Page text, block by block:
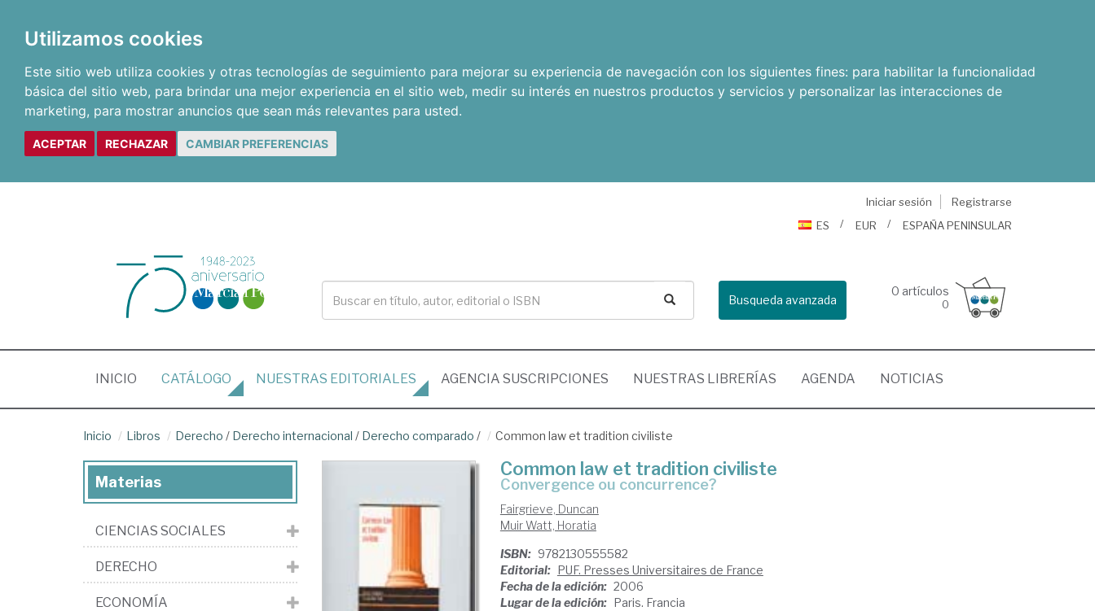
Utilizamos cookies
Este sitio web utiliza cookies y otras tecnologías de seguimiento para mejorar su experiencia de navegación con los siguientes fines: para habilitar la funcionalidad
básica del sitio web, para brindar una mejor experiencia en el sitio web, medir su interés en nuestros productos y servicios y personalizar las interacciones de
marketing, para mostrar anuncios que sean más relevantes para usted.
ACEPTAR RECHAZAR CAMBIAR PREFERENCIAS
Iniciar sesión
Registrarse
ES
EUR ESPAÑA PENINSULAR
Busqueda avanzada
0 artículos
0
INICIO (CURRENT)
CATÁLOGO NUESTRAS EDITORIALES AGENCIA SUSCRIPCIONES NUESTRAS LIBRERÍAS AGENDA NOTICIAS
Inicio Libros Derecho / Derecho internacional / Derecho comparado / Common law et tradition civiliste
Common law et tradition civiliste
convergence ou concurrence?
Fairgrieve, Duncan
Muir Watt, Horatia
ISBN: 9782130555582
Editorial: PUF. Presses Universitaires de France
Fecha de la edición: 2006
Lugar de la edición: Paris. Francia
Materias
CIENCIAS SOCIALES
DERECHO
ECONOMÍA